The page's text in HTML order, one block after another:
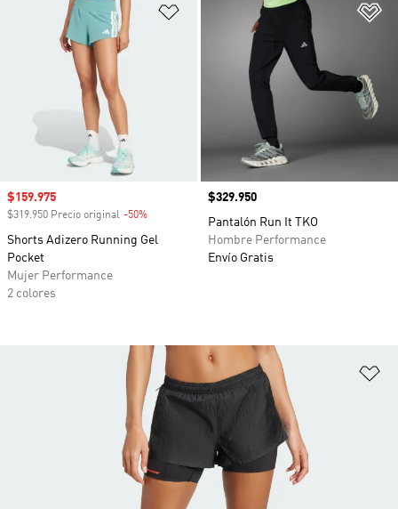
Añadir a la lista de deseos
Precio de venta
$159.975
$319.950 Precio original -50%
Shorts Adizero Running Gel
Pocket
Mujer Performance
2 colores
Precio
$329.950
Pantalón Run It TKO
Hombre Performance
Envío Gratis